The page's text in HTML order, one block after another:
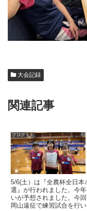
大会記録
関連記事
ブログ
5/6(土）は『全農杯全日
選』が行われました。今
いが予想されました。今
岡山遠征で練習試合を行